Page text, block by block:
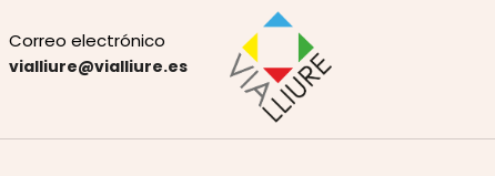
Correo electrónico
vialliure@vialliure.es